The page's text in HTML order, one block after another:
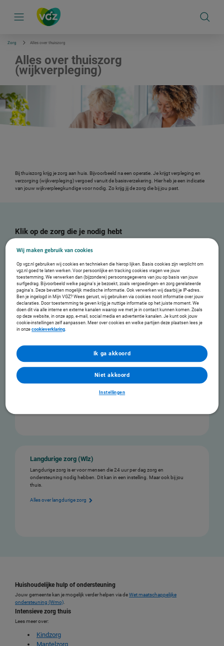
v
i
g
i
Zorg Alles over thuiszorg
Alles over thuiszorg
(wijkverpleging)
Bij thuiszorg krijg je zorg aan huis. Bijvoorbeeld na een operatie. Je krijgt verpleging en
verzorging (wijkverpleging) vergoed vanuit de basisverzekering. Hier heb je een indicatie
van jouw wijkverpleegkundige voor nodig. Zo krijg jij de zorg die bij jou past.
Klik op de zorg die je nodig hebt
Wijkverpleging
Thuiszorgorganisaties helpen je als je verpleging of verzorging nodig hebt.
En zorgen ervoor dat jij de indicatie en dus de zorg krijgt die jij nodig hebt.
Vraag thuiszorg aan
Persoonsgebonden budget
Je kunt zelf verpleging en verzorging inkopen. Dat doe je met je
persoonsgebonden budget (pgb). Zo bepaal je zelf welke zorg je van wie
krijgt.
Langdurige zorg (Wlz)
Langdurige zorg is er voor mensen die 24 uur per dag zorg en
ondersteuning nodig hebben. Dit kan in een instelling. Maar ook bij jou
thuis.
Alles over langdurige zorg
Huishoudelijke hulp of ondersteuning
Jouw gemeente kan je mogelijk verder helpen via deWet maatschappelijke
ondersteuning (Wmo).
Intensieve zorg thuis
Lees meer over:
Kindzorg
Mantelzorg
Wij maken gebruik van cookies
Op vgz.nl gebruiken wij cookies en technieken die hierop lijken. Basis cookies zijn verplicht om
vgz.nl goed te laten werken. Voor persoonlijke en tracking cookies vragen we jouw
toestemming. We verwerken dan (bijzondere) persoonsgegevens van jou op basis van jouw
surfgedrag. Bijvoorbeeld welke pagina’s je bezoekt, zoals vergoedingen- en zorg gerelateerde
pagina’s. Deze bevatten mogelijk medische informatie. Ook verwerken wij daarbij je IP-adres.
Ben je ingelogd in Mijn VGZ? Wees gerust, wij gebruiken via cookies nooit informatie over jouw
declaraties. Door toestemming te geven krijg je nuttige informatie op het juiste moment. We
doen dit via alle interne en externe kanalen waarop we met je in contact kunnen komen. Zoals
op deze website, in onze app, e-mail, social media en advertentie kanalen. Je kunt ook jouw
cookie-instellingen zelf aanpassen. Meer over cookies en welke partijen deze plaatsen lees je
in onzecookieverklaring.
Instellingen
Niet akkoord
Ik ga akkoord